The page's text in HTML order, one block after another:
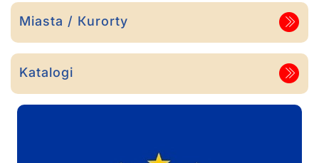
Miasta / Кurorty
Katalogi